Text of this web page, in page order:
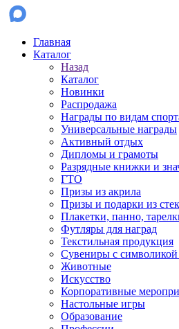
Главная
Каталог
Назад
Каталог
Новинки
Распродажа
Награды по видам
Универсальные награды
Активный отдых
Дипломы и грамоты
Разрядные книжки и
ГТО
Призы из акрила
Призы и подарки из
Плакетки, панно,
Футляры для наград
Текстильная продукция
Сувениры с символикой
Животные
Искусство
Корпоративные
Настольные игры
Образование